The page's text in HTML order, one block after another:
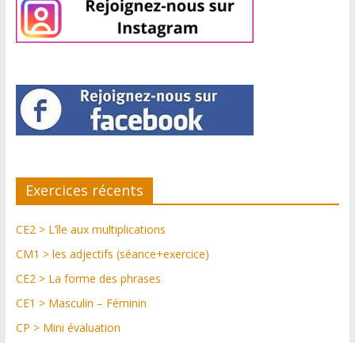
Exercices récents
CE2 > L’île aux multiplications
CM1 > les adjectifs (séance+exercice)
CE2 > La forme des phrases
CE1 > Masculin – Féminin
CP > Mini évaluation